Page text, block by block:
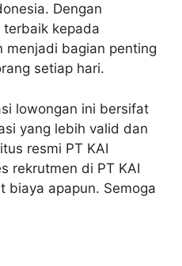
Dengan
terbaik kepada
menjadi bagian penting
setiap hari.
lowongan ini bersifat
yang lebih valid dan
resmi PT KAI
rekrutmen di PT KAI
biaya apapun. Semoga